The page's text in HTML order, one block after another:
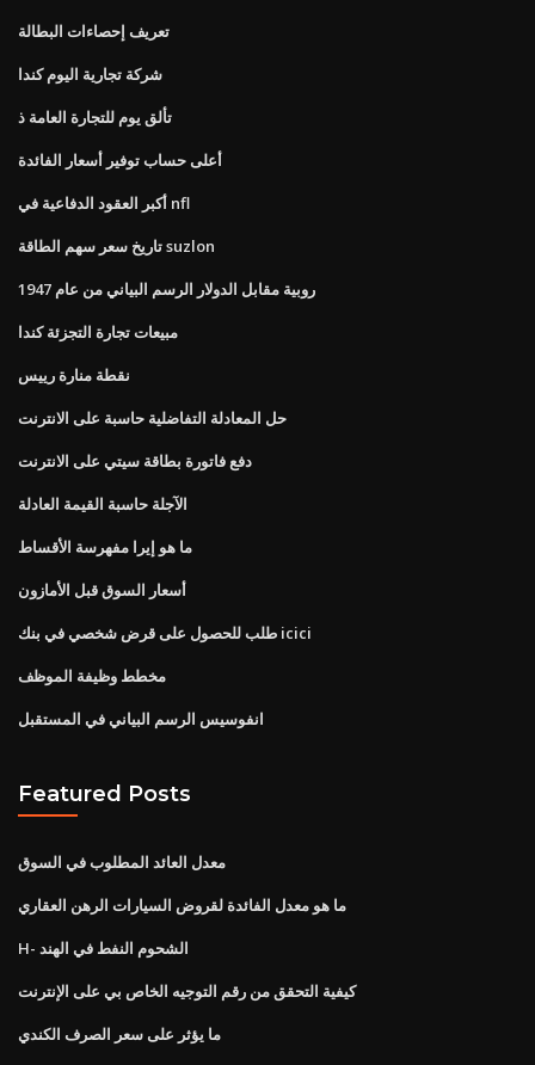
تعريف إحصاءات البطالة
شركة تجارية اليوم كندا
تألق يوم للتجارة العامة ذ
أعلى حساب توفير أسعار الفائدة
أكبر العقود الدفاعية في nfl
تاريخ سعر سهم الطاقة suzlon
روبية مقابل الدولار الرسم البياني من عام 1947
مبيعات تجارة التجزئة كندا
نقطة منارة رييس
حل المعادلة التفاضلية حاسبة على الانترنت
دفع فاتورة بطاقة سيتي على الانترنت
الآجلة حاسبة القيمة العادلة
ما هو إيرا مفهرسة الأقساط
أسعار السوق قبل الأمازون
طلب للحصول على قرض شخصي في بنك icici
مخطط وظيفة الموظف
انفوسيس الرسم البياني في المستقبل
Featured Posts
معدل العائد المطلوب في السوق
ما هو معدل الفائدة لقروض السيارات الرهن العقاري
H- الشحوم النفط في الهند
كيفية التحقق من رقم التوجيه الخاص بي على الإنترنت
ما يؤثر على سعر الصرف الكندي